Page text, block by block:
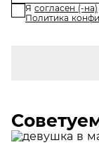
Я согласен (-на)
Политика